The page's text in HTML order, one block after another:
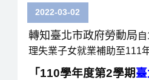
2022-03-02
轉知臺北市政府勞動局
理失業子女就業補助至111
「110學年度第2學期